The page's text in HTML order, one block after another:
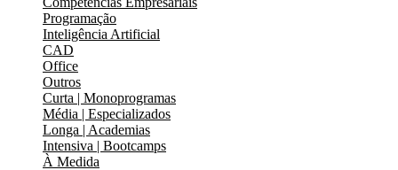
Programação
Inteligência Artificial
CAD
Office
Outros
Curta | Monoprogramas
Média | Especializados
Longa | Academias
Intensiva | Bootcamps
À Medida